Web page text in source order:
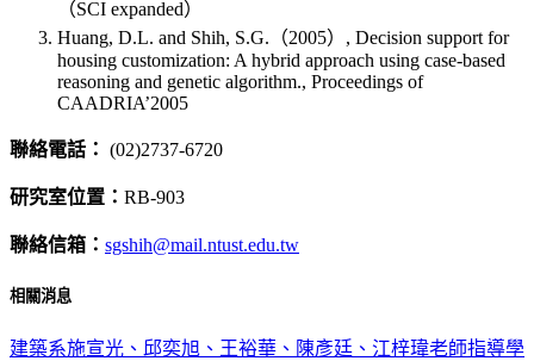
（SCI expanded）
Huang, D.L. and Shih, S.G.（2005）, Decision support for
housing customization: A hybrid approach using case-based
reasoning and genetic algorithm., Proceedings of
CAADRIA’2005
聯絡電話： (02)2737-6720
研究室位置： RB-903
聯絡信箱： sgshih@mail.ntust.edu.tw
相關消息
建築系施宣光、邱奕旭、王裕華、陳彥廷、江梓瑋老師指導學